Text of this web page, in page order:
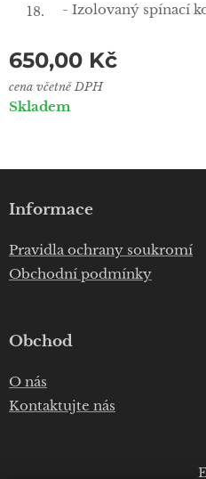
- Izolovaný spínací
650,00 Kč
cena včetně DPH
Skladem
Informace
Pravidla ochrany soukromí
Obchodní podmínky
Obchod
O nás
Kontaktujte nás